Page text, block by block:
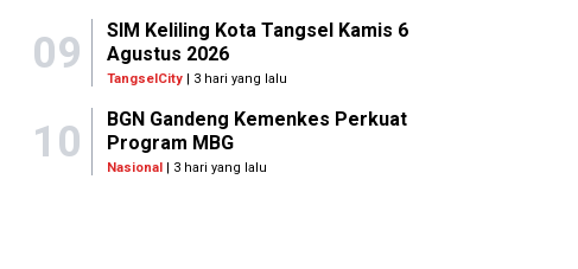
09
SIM Keliling Kota Tangsel Kamis 6
Agustus 2026
TangselCity| 3 hari yang lalu
10
BGN Gandeng Kemenkes Perkuat
Program MBG
Nasional | 3 hari yang lalu